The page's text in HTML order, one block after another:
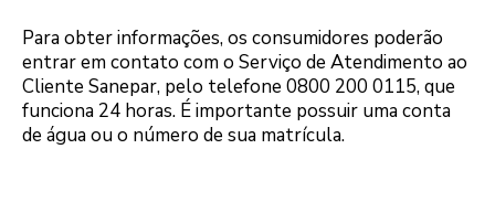
Para obter informações, os consumidores poderão
entrar em contato com o Serviço de Atendimento ao
Cliente Sanepar, pelo telefone 0800 200 0115, que
funciona 24 horas. É importante possuir uma conta
de água ou o número de sua matrícula.